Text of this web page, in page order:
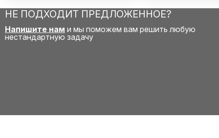
НЕ ПОДХОДИТ ПРЕДЛОЖЕННОЕ?
Напишите нам и мы поможем вам решить любую
нестандартную задачу